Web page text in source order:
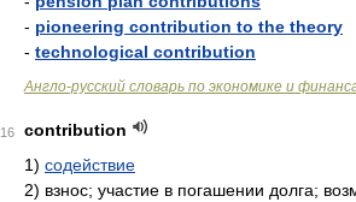
- pioneering contribution to the theory
- technological contribution
Англо-русский словарь по экономике и
16
contribution
1) содействие
2) взнос; участие в погашении долга;